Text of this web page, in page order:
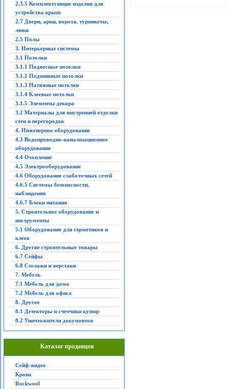
2.3.5 Комплектующие изделия для
устройства крыш
2.7 Двери, арки, ворота, турникеты,
люки
2.5 Полы
3. Интерьерные системы
3.1 Потолки
3.1.1 Подвесные потолки
3.1.2 Подшивные потолки
3.1.3 Натяжные потолки
3.1.4 Клеевые потолки
3.1.5 Элементы декора
3.2 Материалы для внутренней отделки
стен и перегородок
4. Инженерное оборудование
4.3 Водопроводно-канализационное
оборудование
4.4 Отопление
4.5 Электрооборудование
4.6 Оборудование слаботочных сетей
4.6.5 Системы безопасности,
наблюдения
4.6.7 Блоки питания
5. Строительное оборудование и
инструменты
5.1 Оборудование для герметиков и
клеев
6. Другие строительные товары
6.7 Сейфы
6.8 Стелажи и верстаки
7. Мебель
7.1 Мебель для дома
7.2 Мебель для офиса
8. Другое
8.1 Детекторы и счетчики купюр
8.2 Уничтожители документов
Каталог продавцов
Сейф-видео
Крона
Rockwool